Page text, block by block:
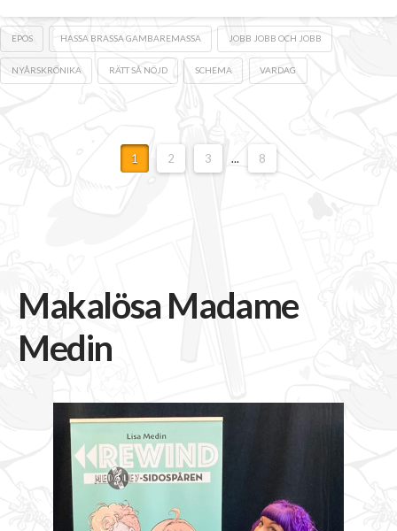
EPOS HASSA BRASSA GAMBAREMASSA JOBB JOBB OCH JOBB
NYÅRSKRÖNIKA RÄTT SÅ NÖJD SCHEMA VARDAG
1 2 3 ... 8
Makalösa Madame
Medin